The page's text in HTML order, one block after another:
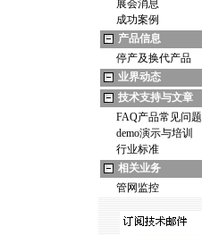
展会消息
成功案例
产品信息
停产及换代产品
业界动态
技术支持与文章
FAQ产品常见问题
demo演示与培训
行业标准
相关业务
管网监控